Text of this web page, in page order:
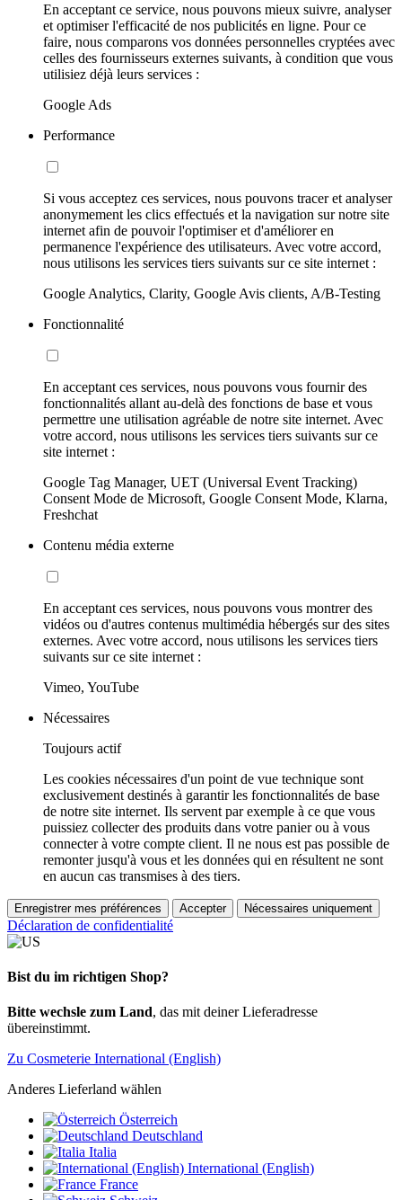
En acceptant ce service, nous pouvons mieux suivre, analyser
et optimiser l'efficacité de nos publicités en ligne. Pour ce
faire, nous comparons vos données personnelles cryptées avec
celles des fournisseurs externes suivants, à condition que vous
utilisiez déjà leurs services :
Google Ads
Performance
Si vous acceptez ces services, nous pouvons tracer et analyser
anonymement les clics effectués et la navigation sur notre site
internet afin de pouvoir l'optimiser et d'améliorer en
permanence l'expérience des utilisateurs. Avec votre accord,
nous utilisons les services tiers suivants sur ce site internet :
Google Analytics, Clarity, Google Avis clients, A/B-Testing
Fonctionnalité
En acceptant ces services, nous pouvons vous fournir des
fonctionnalités allant au-delà des fonctions de base et vous
permettre une utilisation agréable de notre site internet. Avec
votre accord, nous utilisons les services tiers suivants sur ce
site internet :
Google Tag Manager, UET (Universal Event Tracking)
Consent Mode de Microsoft, Google Consent Mode, Klarna,
Freshchat
Contenu média externe
En acceptant ces services, nous pouvons vous montrer des
vidéos ou d'autres contenus multimédia hébergés sur des sites
externes. Avec votre accord, nous utilisons les services tiers
suivants sur ce site internet :
Vimeo, YouTube
Nécessaires
Toujours actif
Les cookies nécessaires d'un point de vue technique sont
exclusivement destinés à garantir les fonctionnalités de base
de notre site internet. Ils servent par exemple à ce que vous
puissiez collecter des produits dans votre panier ou à vous
connecter à votre compte client. Il ne nous est pas possible de
remonter jusqu'à vous et les données qui en résultent ne sont
en aucun cas transmises à des tiers.
Enregistrer mes préférences Accepter Nécessaires uniquement
Déclaration de confidentialité
Bist du im richtigen Shop?
Bitte wechsle zum Land, das mit deiner Lieferadresse
übereinstimmt.
Zu Cosmeterie International (English)
Anderes Lieferland wählen
Österreich
Deutschland
Italia
International (English)
France